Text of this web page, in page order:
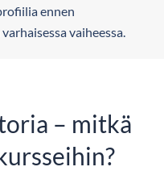
ennen
vaiheessa.
– mitkä